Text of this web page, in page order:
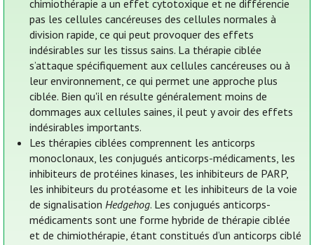
chimiothérapie a un effet cytotoxique et ne différencie
pas les cellules cancéreuses des cellules normales à
division rapide, ce qui peut provoquer des effets
indésirables sur les tissus sains. La thérapie ciblée
s’attaque spécifiquement aux cellules cancéreuses ou à
leur environnement, ce qui permet une approche plus
ciblée. Bien qu'il en résulte généralement moins de
dommages aux cellules saines, il peut y avoir des effets
indésirables importants.
Les thérapies ciblées comprennent les anticorps
monoclonaux, les conjugués anticorps-médicaments, les
inhibiteurs de protéines kinases, les inhibiteurs de PARP,
les inhibiteurs du protéasome et les inhibiteurs de la voie
de signalisationHedgehog. Les conjugués anticorps-
médicaments sont une forme hybride de thérapie ciblée
et de chimiothérapie, étant constitués d’un anticorps ciblé